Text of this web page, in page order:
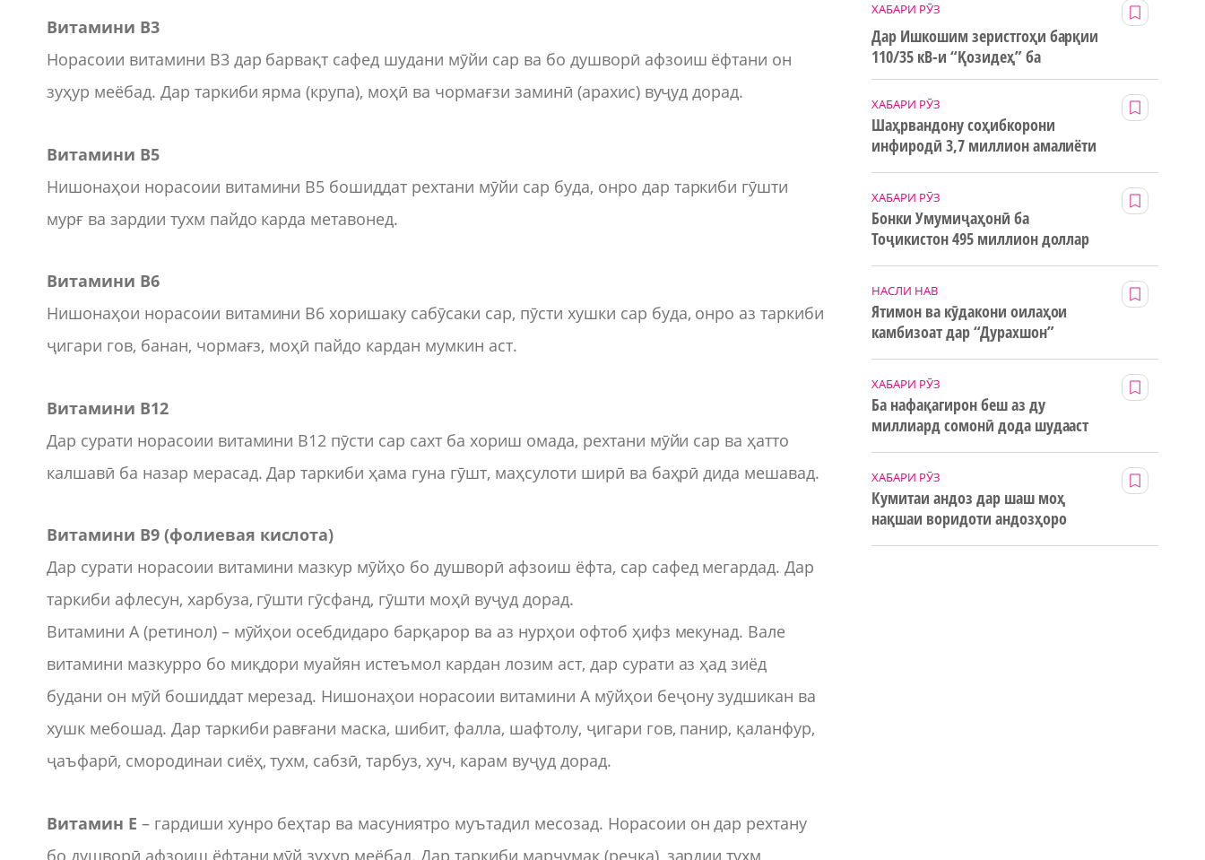
Витамини В3
Норасоии витамини В3 дар барвақт сафед шудани мӯйи сар ва бо душворӣ афзоиш ёфтани он
зуҳур меёбад. Дар таркиби ярма (крупа), моҳӣ ва чормағзи заминӣ (арахис) вуҷуд дорад.
Витамини В5
Нишонаҳои норасоии витамини В5 бошиддат рехтани мӯйи сар буда, онро дар таркиби гӯшти
мурғ ва зардии тухм пайдо карда метавонед.
Витамини В6
Нишонаҳои норасоии витамини В6 хоришаку сабӯсаки сар, пӯсти хушки сар буда, онро аз таркиби
ҷигари гов, банан, чормағз, моҳӣ пайдо кардан мумкин аст.
Витамини В12
Дар сурати норасоии витамини В12 пӯсти сар сахт ба хориш омада, рехтани мӯйи сар ва ҳатто
калшавӣ ба назар мерасад. Дар таркиби ҳама гуна гӯшт, маҳсулоти ширӣ ва баҳрӣ дида мешавад.
Витамини В9 (фолиевая кислота)
Дар сурати норасоии витамини мазкур мӯйҳо бо душворӣ афзоиш ёфта, сар сафед мегардад. Дар
таркиби афлесун, харбуза, гӯшти гӯсфанд, гӯшти моҳӣ вуҷуд дорад.
Витамини А (ретинол) – мӯйҳои осебдидаро барқарор ва аз нурҳои офтоб ҳифз мекунад. Вале
витамини мазкурро бо миқдори муайян истеъмол кардан лозим аст, дар сурати аз ҳад зиёд
будани он мӯй бошиддат мерезад. Нишонаҳои норасоии витамини А мӯйҳои беҷону зудшикан ва
хушк мебошад. Дар таркиби равғани маска, шибит, фалла, шафтолу, ҷигари гов, панир, қаланфур,
ҷаъфарӣ, смородинаи сиёҳ, тухм, сабзӣ, тарбуз, хуч, карам вуҷуд дорад.
Витамин Е – гардиши хунро беҳтар ва масуниятро муътадил месозад. Норасоии он дар рехтану
бо душворӣ афзоиш ёфтани мӯй зуҳур меёбад. Дар таркиби марҷумак (речка), зардии тухм,
ХАБАРИ РӮЗ
Дар Ишкошим зеристгоҳи барқии
110/35 кВ-и “Қозидеҳ” ба
истифода дода мешавад
ХАБАРИ РӮЗ
Шаҳрвандону соҳибкорони
инфиродӣ 3,7 миллион амалиёти
ХАБАРИ РӮЗ
Бонки Умумиҷаҳонӣ ба
Тоҷикистон 495 миллион доллар
НАСЛИ НАВ
Ятимон ва кӯдакони оилаҳои
камбизоат дар “Дурахшон”
ХАБАРИ РӮЗ
Ба нафақагирон беш аз ду
миллиард сомонӣ дода шудааст
ХАБАРИ РӮЗ
Кумитаи андоз дар шаш моҳ
нақшаи воридоти андозҳоро